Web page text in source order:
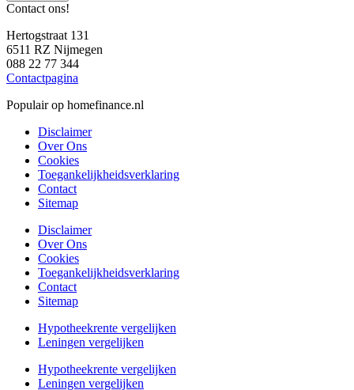
Contact ons!
Hertogstraat 131
6511 RZ Nijmegen
088 22 77 344
Contactpagina
Populair op homefinance.nl
Disclaimer
Over Ons
Cookies
Toegankelijkheidsverklaring
Contact
Sitemap
Disclaimer
Over Ons
Cookies
Toegankelijkheidsverklaring
Contact
Sitemap
Hypotheekrente vergelijken
Leningen vergelijken
Hypotheekrente vergelijken
Leningen vergelijken